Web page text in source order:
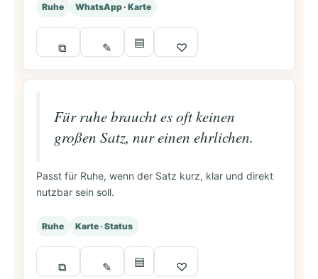
Ruhe WhatsApp · Karte
⧉ ✎ ▤ ♡
Für ruhe braucht es oft keinen
großen Satz, nur einen ehrlichen.
Passt für Ruhe, wenn der Satz kurz, klar und direkt
nutzbar sein soll.
Ruhe Karte · Status
⧉ ✎ ▤ ♡